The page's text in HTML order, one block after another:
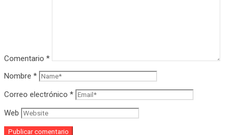
Comentario *
Nombre *
Correo electrónico *
Web